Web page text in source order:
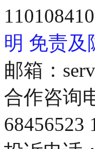
明 免责及
邮箱：
合作咨询
68456523